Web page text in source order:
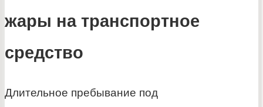
жары на транспортное
средство
Длительное пребывание под